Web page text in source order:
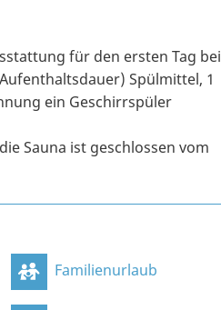
für den ersten Tag bei
Spülmittel, 1
ein Geschirrspüler
Sauna ist geschlossen vom
Familienurlaub